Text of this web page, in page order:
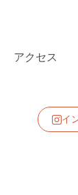
アクセス
イ